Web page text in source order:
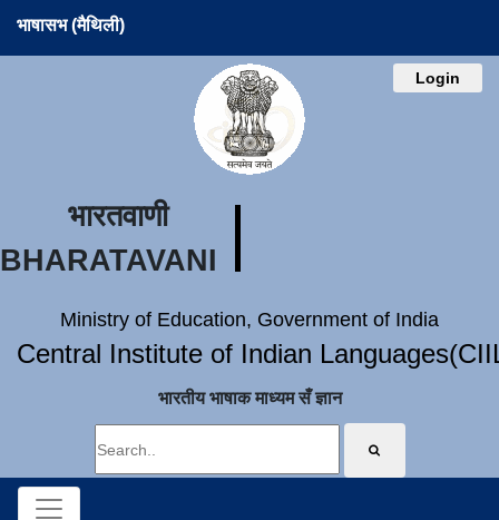
भाषासभ (मैथिली)
Login
भारतवाणी
BHARATAVANI
Ministry of Education, Government of India
Central Institute of Indian
भारतीय भाषाक माध्यम सँ ज्ञान